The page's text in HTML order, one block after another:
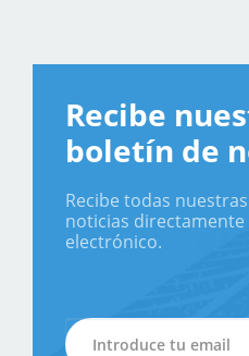
Recibe
boletín de
Recibe todas
noticias
electrónico.